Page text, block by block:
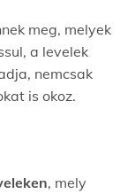
meg, melyek
a levelek
nemcsak
is okoz.
, mely